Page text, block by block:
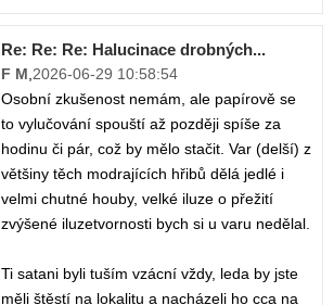
Re: Re: Re: Halucinace drobných...
F M 2026-06-29 10:58:54
Osobní zkušenost nemám, ale papírově se
to vylučování spouští až později spíše za
hodinu či pár, což by mělo stačit. Var (delší) z
většiny těch modrajících hřibů dělá jedlé i
velmi chutné houby, velké iluze o přežití
zvýšené iluzetvornosti bych si u varu nedělal.
Ti satani byli tuším vzácní vždy, leda by jste
měli štěstí na lokalitu a nacházeli ho cca na